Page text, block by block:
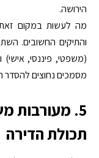
הירושה.
מה לעשות במקום
והתיקים החשובים.
(משפטי, פיננסי, אישי)
מסמכים נחוצים להסדר
5. מעורבות
תכולת הדירה